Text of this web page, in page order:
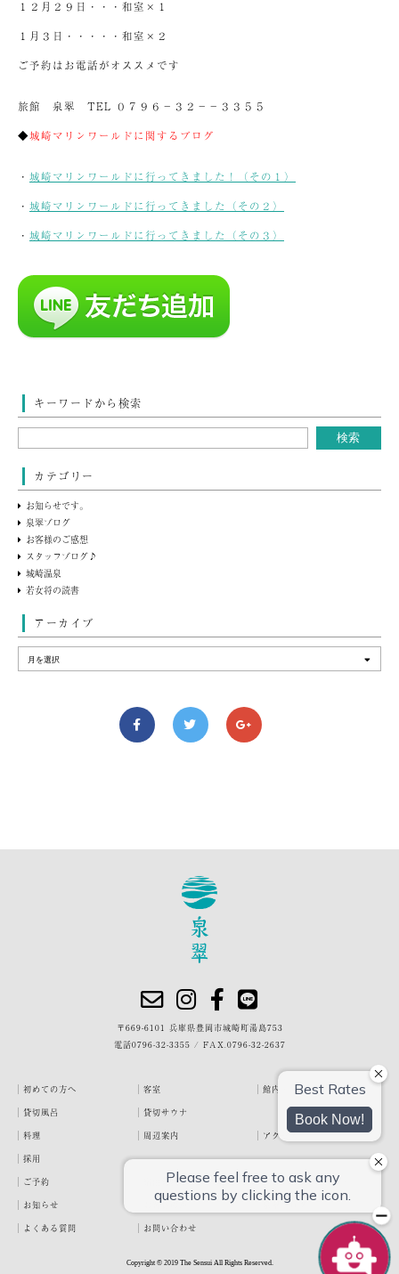
１２月２９日・・・和室×１
１月３日・・・・・和室×２
ご予約はお電話がオススメです
旅館 泉翠 TEL ０７９６－３２－－３３５５
◆城崎マリンワールドに関するブログ
・ 城崎マリンワールドに行ってきました！（その１）
・ 城崎マリンワールドに行ってきました（その２）
・ 城崎マリンワールドに行ってきました（その３）
キーワードから検索
カテゴリー
お知らせです。
泉翠ブログ
お客様のご感想
スタッフブログ♪
城崎温泉
若女将の読書
アーカイブ
〒669-6101 兵庫県豊岡市城崎町湯島753
電話0796-32-3355 / FAX.0796-32-2637
初めての方へ 客室
館内・施設
貸切風呂
貸切サウナ
料理
周辺案内
アクセス
採用
ご予約
宿泊約款
プライバシーポリシー
お知らせ
お客様の声
泉翠ブログ
よくある質問
お問い合わせ
Copyright © 2019 The Sensui All Rights Reserved.